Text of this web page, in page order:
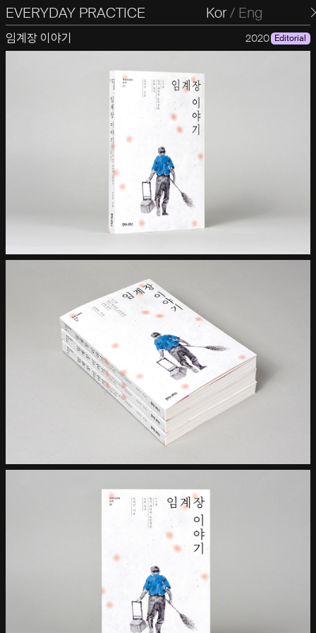
EVERYDAY PRACTICE
일상의실천 Kor/ Eng
임계장 이야기 2020 Editorial